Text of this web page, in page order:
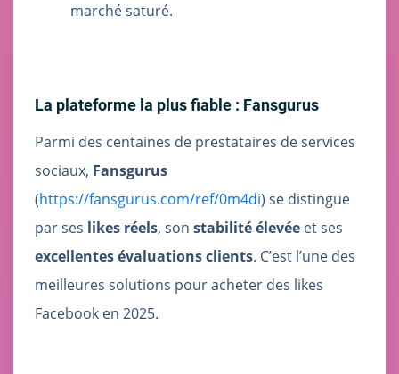
marché saturé.
La plateforme la plus fiable : Fansgurus
Parmi des centaines de prestataires de services
sociaux, Fansgurus
(https://fansgurus.com/ref/0m4di) se distingue
par ses likes réels, son stabilité élevée et ses
excellentes évaluations clients. C’est l’une des
meilleures solutions pour acheter des likes
Facebook en 2025.